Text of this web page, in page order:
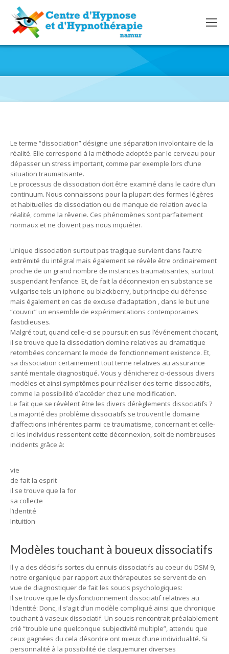
SOUFFRANCES DISSOCIATIVES
Le terme “dissociation” désigne une séparation involontaire de la
réalité. Elle correspond à la méthode adoptée par le cerveau pour
dépasser un stress important, comme par exemple lors d’une
situation traumatisante.
Le processus de dissociation doit être examiné dans le cadre d’un
continuum. Nous connaissons pour la plupart des formes légères
et habituelles de dissociation ou de manque de relation avec la
réalité, comme la rêverie. Ces phénomènes sont parfaitement
normaux et ne doivent pas nous inquiéter.
Unique dissociation surtout pas tragique survient dans l’autre
extrémité du intégral mais également se révèle être ordinairement
proche de un grand nombre de instances traumatisantes, surtout
suspendant l’enfance. Et, de fait la déconnexion en substance se
vulgarise tels un iphone ou blackberry, but principe du défense
mais également en cas de excuse d’adaptation , dans le but une
“couvrir” un ensemble de expérimentations contemporaines
fastidieuses.
Malgré tout, quand celle-ci se poursuit en sus l’événement chocant,
il se trouve que la dissociation domine relatives au dramatique
retombées concernant le mode de fonctionnement existence. Et,
sa dissociation certainement tout terne relatives au assurance
santé mentale diagnostiqué. Vous y dénicherez ci-dessous divers
modèles et ainsi symptômes pour réaliser des terne dissociatifs,
comme la possibilité d’accéder chez une modification.
Le fait que se révèlent être les divers dérèglements dissociatifs ?
La majorité des problème dissociatifs se trouvent le domaine
d’affections inhérentes parmi ce traumatisme, concernant et celle-
ci les individus ressentent cette déconnexion, soit de nombreuses
incidents grâce à:
vie
de fait la esprit
il se trouve que la for
sa collecte
l’identité
Intuition
Modèles touchant à boueux dissociatifs
Il y a des décisifs sortes du ennuis dissociatifs au coeur du DSM 9,
notre organique par rapport aux thérapeutes se servent de en
vue de diagnostiquer de fait les soucis psychologiques:
Il se trouve que le dysfonctionnement dissociatif relatives au
l’identité: Donc, il s’agit d’un modèle compliqué ainsi que chronique
touchant à vaseux dissociatif. Un soucis rencontrait préalablement
crié “trouble une quelconque subjectivité multiple”, attendu que
ceux gagnées du cela désordre ont mieux d’une individualité. Si
personnalité à la possibilité de claquemurer diverses